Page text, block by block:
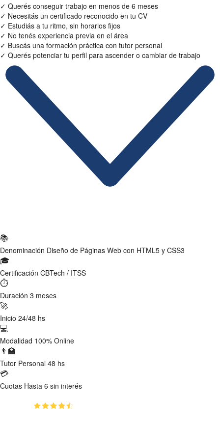
✓ Querés conseguir trabajo en menos de 6 meses
✓ Necesitás un certificado reconocido en tu CV
✓ Estudiás a tu ritmo, sin horarios fijos
✓ No tenés experiencia previa en el área
✓ Buscás una formación práctica con tutor personal
✓ Querés potenciar tu perfil para ascender o cambiar de trabajo
📚
Denominación Diseño de Páginas Web con HTML5 y CSS3
🎓
Certificación CBTech / ITSS
⏱
Duración 3 meses
🚀
Inicio 24/48 hs
💻
Modalidad 100% Online
👨‍🏫
Tutor Personal 48 hs
💳
Cuotas Hasta 6 sin interés